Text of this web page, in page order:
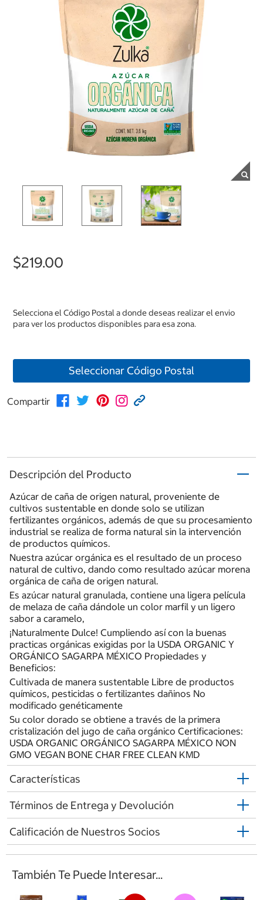
$219.00
Selecciona el Código Postal a donde deseas realizar el envio
para ver los productos disponibles para esa zona.
Seleccionar Código Postal
Compartir
Descripción del Producto
Azúcar de caña de origen natural, proveniente de
cultivos sustentable en donde solo se utilizan
fertilizantes orgánicos, además de que su procesamiento
industrial se realiza de forma natural sin la intervención
de productos químicos.
Nuestra azúcar orgánica es el resultado de un proceso
natural de cultivo, dando como resultado azúcar morena
orgánica de caña de origen natural.
Es azúcar natural granulada, contiene una ligera película
de melaza de caña dándole un color marfil y un ligero
sabor a caramelo,
¡Naturalmente Dulce! Cumpliendo así con la buenas
practicas orgánicas exigidas por la USDA ORGANIC Y
ORGÁNICO SAGARPA MÉXICO Propiedades y
Beneficios:
Cultivada de manera sustentable Libre de productos
químicos, pesticidas o fertilizantes dañinos No
modificado genéticamente
Su color dorado se obtiene a través de la primera
cristalización del jugo de caña orgánico Certificaciones:
USDA ORGANIC ORGÁNICO SAGARPA MÉXICO NON
GMO VEGAN BONE CHAR FREE CLEAN KMD
Características
Términos de Entrega y Devolución
Calificación de Nuestros Socios
También Te Puede Interesar...